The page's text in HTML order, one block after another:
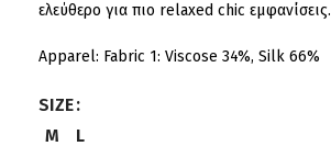
ελεύθερο για πιο relaxed chic εμφανίσεις.
Apparel: Fabric 1: Viscose 34%, Silk 66%
SIZE
M
L